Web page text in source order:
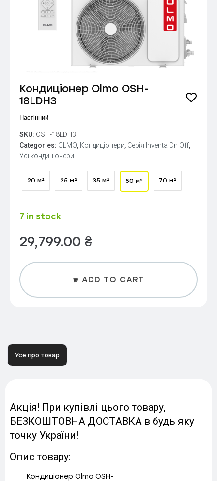
Кондиціонер Olmo OSH-
18LDH3
Настінний
SKU: OSH-18LDH3
Categories: OLMO, Кондиціонери, Серія Inventa On Off,
Усі кондиціонери
20 м² 25 м² 35 м² 50 м² 70 м²
7 in stock
29,799.00 ₴
ADD TO CART
Усе про товар
Акція! При купівлі цього товару,
БЕЗКОШТОВНА ДОСТАВКА в будь яку
точку України!
Опис товару:
Кондиціонер Olmo OSH-